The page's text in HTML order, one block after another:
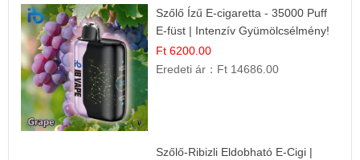
Szőlő Ízű E-cigaretta - 35000 Puff
E-füst | Intenzív Gyümölcsélmény!
Ft 6200.00
Eredeti ár： Ft 14686.00
Szőlő-Ribizli Eldobható E-Cigi |